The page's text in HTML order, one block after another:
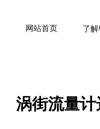
网站首页 了
涡街流量